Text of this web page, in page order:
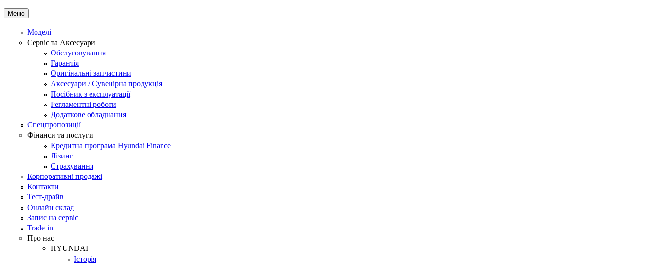
Меню
Моделі
Сервіс та Аксесуари
Обслуговування
Гарантія
Оригінальні запчастини
Аксесуари / Сувенірна продукція
Посібник з експлуатації
Регламентні роботи
Додаткове обладнання
Спецпропозиції
Фінанси та послуги
Кредитна програма Hyundai Finance
Лізинг
Страхування
Корпоративні продажі
Контакти
Тест-драйв
Онлайн склад
Запис на сервіс
Trade-in
Про нас
HYUNDAI
Історія